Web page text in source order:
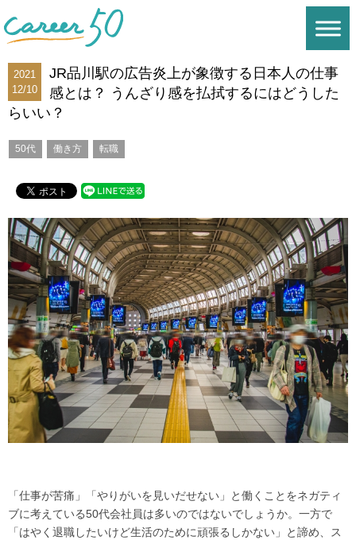
2021
12/10
JR品川駅の広告炎上が象徴する日本人の仕事
感とは？ うんざり感を払拭するにはどうした
らいい？
50代 働き方 転職
「仕事が苦痛」「やりがいを見いだせない」と働くことをネガティ
ブに考えている50代会社員は多いのではないでしょうか。一方で
「はやく退職したいけど生活のために頑張るしかない」と諦め、ス